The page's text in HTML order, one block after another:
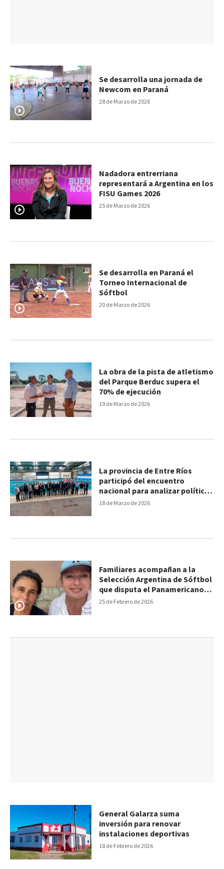
28 de Marzo de 2026
Se desarrolla una jornada de
Newcom en Paraná
25 de Marzo de 2026
Nadadora entrerriana
representará a Argentina en los
FISU Games 2026
20 de Marzo de 2026
Se desarrolla en Paraná el
Torneo Internacional de
Sóftbol
19 de Marzo de 2026
La obra de la pista de atletismo
del Parque Berduc supera el
70% de ejecución
18 de Marzo de 2026
La provincia de Entre Ríos
participó del encuentro
nacional para analizar políticas
deportivas
25 de Febrero de 2026
Familiares acompañan a la
Selección Argentina de Sóftbol
que disputa el Panamericano
en Colombia
18 de Febrero de 2026
General Galarza suma
inversión para renovar
instalaciones deportivas